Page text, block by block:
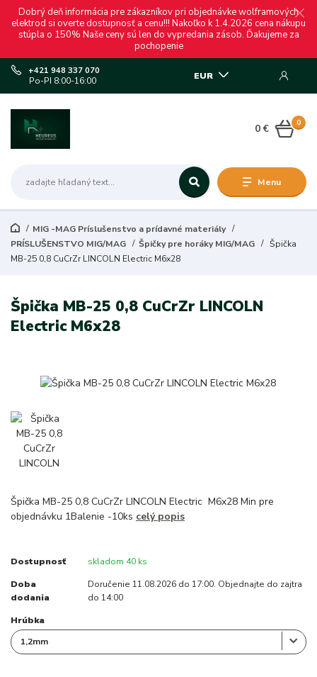
Dobrý deň informácia pre zákazníkov pri objednávke wolframových
elektrod si overte dostupnosť a cenu!!! Nakoľko k 1.4.2026 cena nákupu
stúpla o 150% Naše ceny sú len do vypredania zásob. Ďakujeme za
pochopenie
Menu
EUR
+421 948 337 070
Po-PI 8:00-16:00
0
0 €
MIG -MAG Príslušenstvo a prídavné materiály
PRÍSLUŠENSTVO MIG/MAG
Špičky pre horáky MIG/MAG
Špička
MB-25 0,8 CuCrZr LINCOLN Electric M6x28
Špička MB-25 0,8 CuCrZr LINCOLN
Electric M6x28
Špička MB-25 0,8 CuCrZr LINCOLN Electric M6x28 Min pre
objednávku 1Balenie -10ks celý popis
Dostupnosť skladom 40 ks
Doba
dodania
Doručenie 11.08.2026 do 17:00. Objednajte do zajtra
do 14:00
Hrúbka